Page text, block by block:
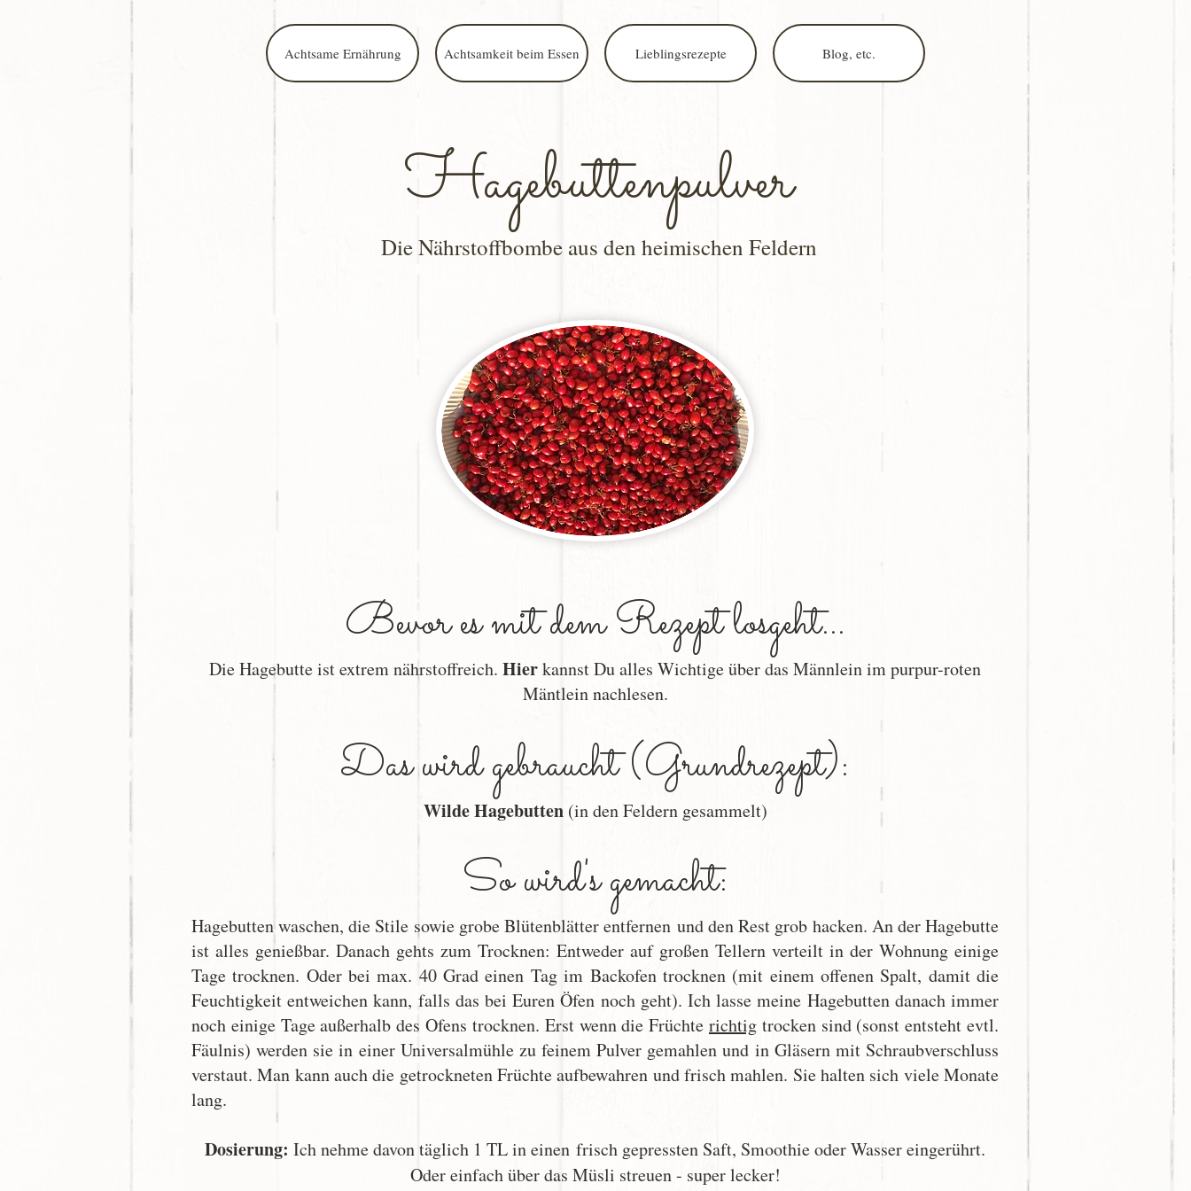
Achtsame Ernährung Achtsamkeit beim Essen Lieblingsrezepte Blog, etc.
Hagebuttenpulver
Die Nährstoffbombe aus den heimischen Feldern
Bevor es mit dem Rezept losgeht...
Die Hagebutte ist extrem nährstoffreich. Hierkannst Du alles Wichtige über das Männlein im purpur-roten
Mäntlein nachlesen.
Das wird gebraucht (Grundrezept):
Wilde Hagebutten(in den Feldern gesammelt)
So wird's gemacht:
Hagebutten waschen, die Stile sowie grobe Blütenblätter entfernen und den Rest grob hacken. An der Hagebutte
ist alles genießbar. Danach gehts zum Trocknen: Entweder auf großen Tellern verteilt in der Wohnung einige
Tage trocknen. Oder bei max. 40 Grad einen Tag im Backofen trocknen (mit einem offenen Spalt, damit die
Feuchtigkeit entweichen kann, falls das bei Euren Öfen noch geht). Ich lasse meine Hagebutten danach immer
noch einige Tage außerhalb des Ofens trocknen. Erst wenn die Früchte richtigtrocken sind (sonst entsteht evtl.
Fäulnis) werden sie in einer Universalmühle zu feinem Pulver gemahlen und in Gläsern mit Schraubverschluss
verstaut. Man kann auch die getrockneten Früchte aufbewahren und frisch mahlen. Sie halten sich viele Monate
lang.
Dosierung: Ich nehme davon täglich 1 TL in einen frisch gepressten Saft, Smoothie oder Wasser eingerührt.
Oder einfach über das Müsli streuen - super lecker!